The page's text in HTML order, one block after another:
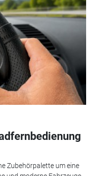
Zubehörpalette um eine